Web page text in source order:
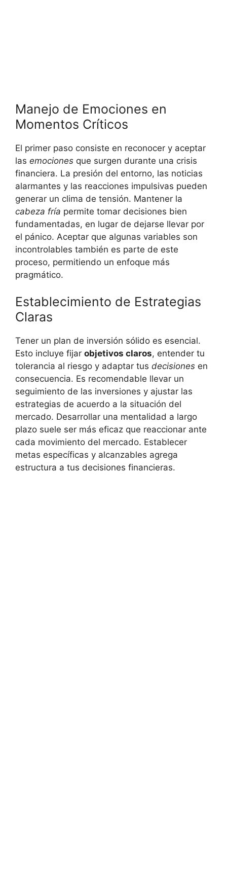
Manejo de Emociones en
Momentos Críticos
El primer paso consiste​ en reconocer y aceptar
las emociones ‍que surgen‌ durante una crisis
financiera. La presión del entorno, las noticias
alarmantes y las reacciones impulsivas pueden
generar un clima de tensión. Mantener la​
cabeza fría permite tomar decisiones bien
fundamentadas, en lugar de dejarse llevar por
el pánico. Aceptar que algunas variables⁣ son
incontrolables también es parte de este
proceso, permitiendo un enfoque más
pragmático.
Establecimiento de Estrategias
Claras
Tener ⁤un plan de inversión sólido es esencial.
Esto incluye fijar objetivos ‍claros, entender tu
tolerancia al​ riesgo y adaptar tus decisiones en
consecuencia. Es recomendable llevar‌ un
seguimiento de las inversiones y ajustar⁣ las
estrategias ⁣de acuerdo a la situación ⁣del
mercado. Desarrollar una mentalidad a largo
⁢plazo suele ser más ⁢eficaz que reaccionar ante
cada movimiento del mercado. Establecer⁢
metas específicas y alcanzables agrega
estructura a tus decisiones financieras.